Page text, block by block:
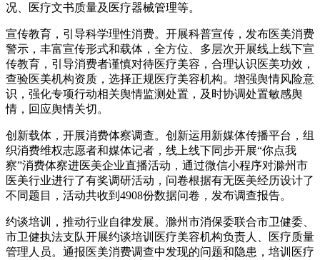
况、医疗文书质量及医疗器械管理等。
宣传教育，引导科学理性消费。开展科普宣传，发布医美消费
警示，丰富宣传形式和载体，全方位、多层次开展线上线下宣
传教育，引导消费者谨慎对待医疗美容，合理认识医美功效，
查验医美机构资质，选择正规医疗美容机构。增强舆情风险意
识，强化专项行动相关舆情监测处置，及时协调处置敏感舆
情，回应舆情关切。
创新载体，开展消费体察调查。创新运用新媒体传播平台，组
织消费维权志愿者和媒体记者，线上线下同步开展“你点我
察”消费体察进医美企业直播活动，通过微信小程序对滁州市
医美行业进行了有奖调研活动，问卷根据有无医美经历设计了
不同题目，活动共收到4908份数据问卷，发布调查报告。
约谈培训，推动行业自律发展。滁州市消保委联合市卫健委、
市卫健执法支队开展约谈培训医疗美容机构负责人、医疗质量
管理人员。通报医美消费调查中发现的问题和隐患，培训医疗